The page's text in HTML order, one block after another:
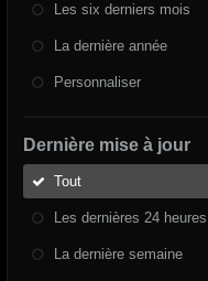
Les six derniers mois
La dernière année
Personnaliser
Dernière mise à jour
Tout
Les dernières 24 heures
La dernière semaine